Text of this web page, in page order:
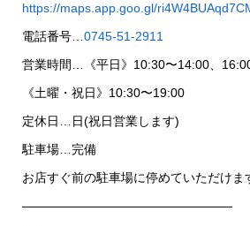
https://maps.app.goo.gl/
電話番号…0745-51-2911
営業時間…《平日》10:30〜14:00、
《土曜・祝日》10:30〜19:00
定休日…日(祝日営業します)
駐車場…完備
お店すぐ前の駐車場に停めていただけま
—————————————————